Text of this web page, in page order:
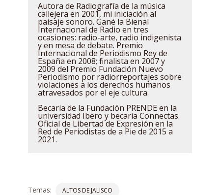
Autora de Radiografía de la música
callejera en 2001, mi iniciación al
paisaje sonoro. Gané la Bienal
Internacional de Radio en tres
ocasiones: radio-arte, radio indigenista
y en mesa de debate. Premio
Internacional de Periodismo Rey de
España en 2008; finalista en 2007 y
2009 del Premio Fundación Nuevo
Periodismo por radiorreportajes sobre
violaciones a los derechos humanos
atravesados por el eje cultura.
Becaria de la Fundación PRENDE en la
universidad Ibero y becaria Connectas.
Oficial de Libertad de Expresión en la
Red de Periodistas de a Pie de 2015 a
2021.
Temas: ALTOS DE JALISCO